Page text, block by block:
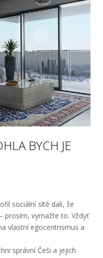
BYCH JE
sociální sítě dali, že
prosím, vymažte to. Vždyť
vlastní egocentrismus a
správní Češi a jejich